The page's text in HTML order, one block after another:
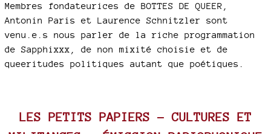
Membres fondateurices de BOTTES DE QUEER,
Antonin Paris et Laurence Schnitzler sont
venu.e.s nous parler de la riche programmation
de Sapphixxx, de non mixité choisie et de
queeritudes politiques autant que poétiques.
LES PETITS PAPIERS – CULTURES ET